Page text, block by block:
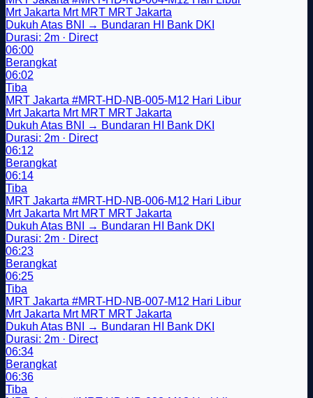
Mrt Jakarta Mrt MRT MRT Jakarta
Dukuh Atas BNI → Bundaran HI Bank DKI
Durasi: 2m · Direct
06:00
Berangkat
06:02
Tiba
MRT Jakarta #MRT-HD-NB-005-M12 Hari Libur
Mrt Jakarta Mrt MRT MRT Jakarta
Dukuh Atas BNI → Bundaran HI Bank DKI
Durasi: 2m · Direct
06:12
Berangkat
06:14
Tiba
MRT Jakarta #MRT-HD-NB-006-M12 Hari Libur
Mrt Jakarta Mrt MRT MRT Jakarta
Dukuh Atas BNI → Bundaran HI Bank DKI
Durasi: 2m · Direct
06:23
Berangkat
06:25
Tiba
MRT Jakarta #MRT-HD-NB-007-M12 Hari Libur
Mrt Jakarta Mrt MRT MRT Jakarta
Dukuh Atas BNI → Bundaran HI Bank DKI
Durasi: 2m · Direct
06:34
Berangkat
06:36
Tiba